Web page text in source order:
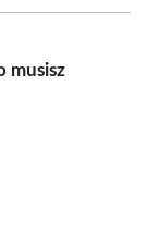
musisz